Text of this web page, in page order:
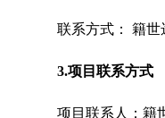
联系方式： 籍世
3.项目联系方式
项目联系人：籍